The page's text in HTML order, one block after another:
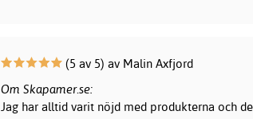
(5 av 5) av Malin Axfjord
Om Skapamer.se:
Jag har alltid varit nöjd med produkterna och